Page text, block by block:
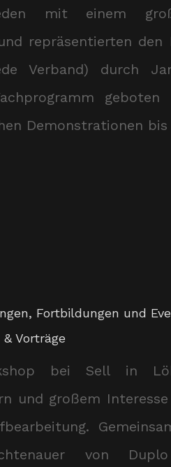
mit einem
repräsentierten den
Verband) durch
Demonstrationen
, Fortbildungen und
Vorträge
bei Sell in
und großem
von